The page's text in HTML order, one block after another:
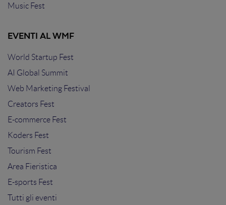
Music Fest
EVENTI AL WMF
World Startup Fest
AI Global Summit
Web Marketing Festival
Creators Fest
E-commerce Fest
Koders Fest
Tourism Fest
Area Fieristica
E-sports Fest
Tutti gli eventi